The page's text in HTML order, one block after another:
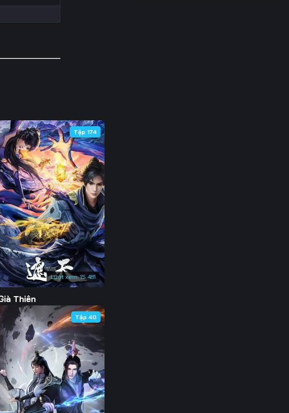
107 Tập 108
114 Tập 115
121 Tập 122
128 Tập 129
135 Tập 136
142 Tập 143
149 Tập 150
156 Tập 157
Tập 171
177 Tập 178
Tập 185
191 Tập 192
198 Tập 199
Lượt xem:15.481
Tập 174
Thiên
Tập 40